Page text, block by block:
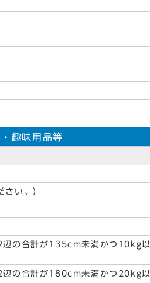
趣味用品等
い。）
辺の合計が135cm未満かつ10kg以
辺の合計が180cm未満かつ20kg以